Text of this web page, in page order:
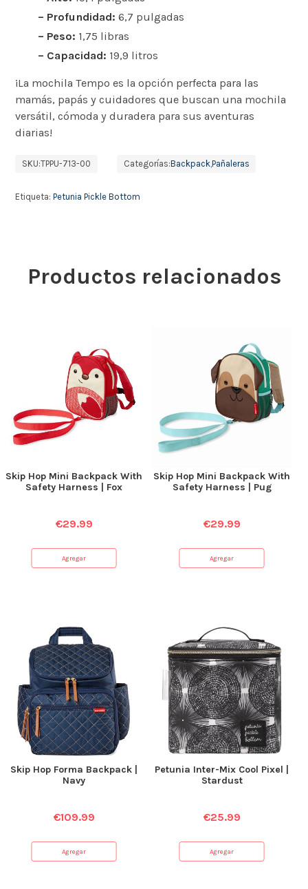
– Profundidad: 6,7 pulgadas
– Peso: 1,75 libras
– Capacidad: 19,9 litros
¡La mochila Tempo es la opción perfecta para las
mamás, papás y cuidadores que buscan una mochila
versátil, cómoda y duradera para sus aventuras
diarias!
SKU:TPPU-713-00 Categorías:Backpack,Pañaleras
Etiqueta:Petunia Pickle Bottom
Productos relacionados
Skip Hop Mini Backpack With
Safety Harness | Fox
€29.99
Agregar
Skip Hop Mini Backpack With
Safety Harness | Pug
€29.99
Agregar
Skip Hop Forma Backpack |
Navy
€109.99
Agregar
Petunia Inter-Mix Cool Pixel |
Stardust
€25.99
Agregar